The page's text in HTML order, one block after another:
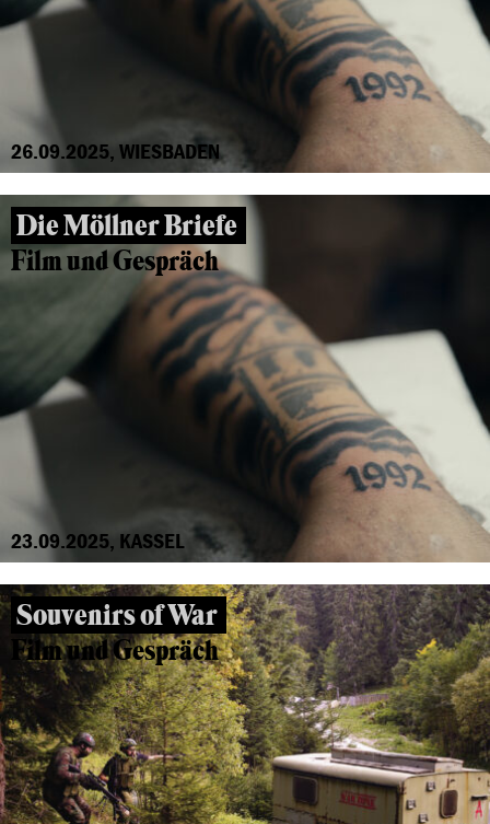
26.09.2025, WIESBADEN
Die Möllner Briefe
Film und Gespräch
23.09.2025, KASSEL
Souvenirs of War
Film und Gespräch